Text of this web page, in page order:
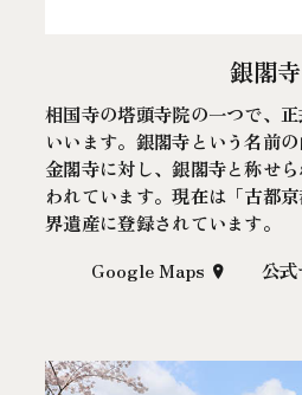
銀閣寺
相国寺の塔頭寺院の一つで、
いいます。銀閣寺という名前の
金閣寺に対し、銀閣寺と称せ
われています。現在は「古都
界遺産に登録されています。
Google Maps
公式